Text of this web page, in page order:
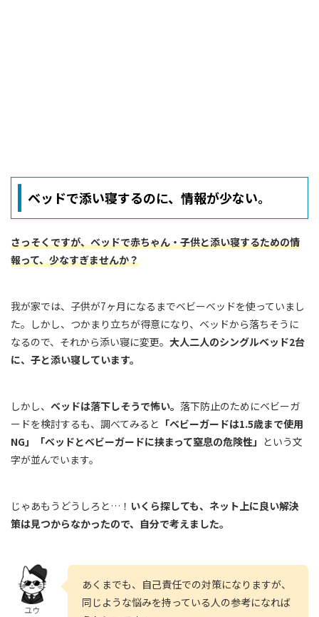
ベッドで添い寝するのに、情報が少ない。
さっそくですが、ベッドで赤ちゃん・子供と添い寝するための情
報って、少なすぎませんか？
我が家では、子供が7ヶ月になるまでベビーベッドを使っていまし
た。しかし、つかまり立ちが得意になり、ベッドから落ちそうに
なるので、それから添い寝に変更。 大人二人のシングルベッド2台
に、子と添い寝しています。
しかし、 ベッドは落下しそうで怖い。 落下防止のためにベビーガ
ードを検討するも、調べてみると 「ベビーガードは1.5歳まで使用
NG」「ベッドとベビーガードに挟まって窒息の危険性」 という文
字が並んでいます。
じゃあもうどうしろと…！ いくら探しても、ネット上に良い解決
策は見つからなかったので、自分で考えました。
ユウ
あくまでも、自己責任での対策になりますが、
同じような悩みを持っている人の参考になれば